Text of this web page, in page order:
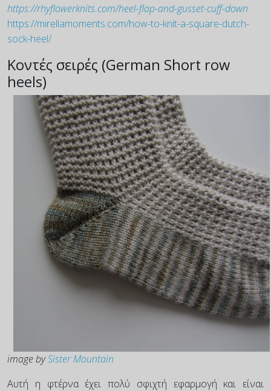
https://rhyflowerknits.com/heel-flap-and-gusset-cuff-down
https://mirellamoments.com/how-to-knit-a-square-dutch-
sock-heel/
Κοντές σειρές (German Short row
heels)
image bySister Mountain
Αυτή η φτέρνα έχει πολύ σφιχτή εφαρμογή και είναι